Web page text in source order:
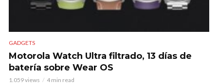
GADGETS
Motorola Watch Ultra filtrado, 13 días de
batería sobre Wear OS
1.059 views 4 min read